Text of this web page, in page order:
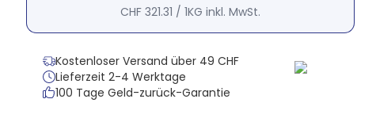
CHF 321.31 / 1KG inkl. MwSt.
Kostenloser Versand über 49 CHF
Lieferzeit 2-4 Werktage
100 Tage Geld-zurück-Garantie